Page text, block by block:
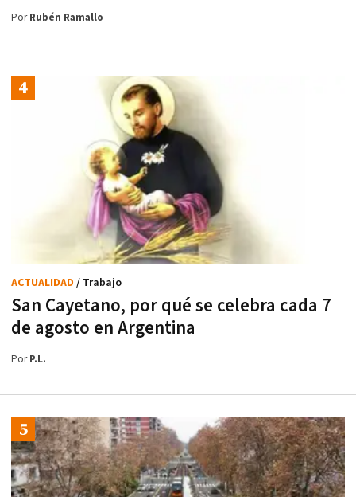
PorRubén Ramallo
San Cayetano, por qué se celebra cada 7
de agosto en Argentina
ACTUALIDAD / Trabajo
PorP.L.